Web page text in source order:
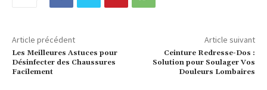
Article précédent
Les Meilleures Astuces pour
Désinfecter des Chaussures
Facilement
Article suivant
Ceinture Redresse-Dos :
Solution pour Soulager Vos
Douleurs Lombaires